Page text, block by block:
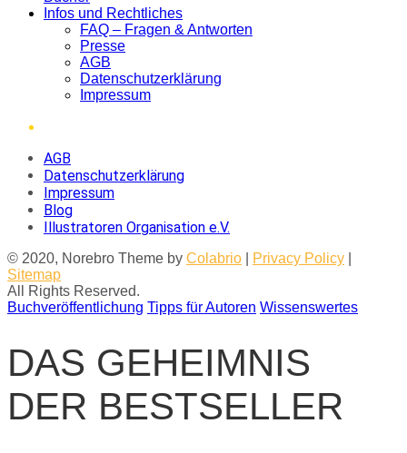
Infos und Rechtliches
FAQ – Fragen & Antworten
Presse
AGB
Datenschutzerklärung
Impressum
AGB
Datenschutzerklärung
Impressum
Blog
Illustratoren Organisation e.V.
© 2020, Norebro Theme by Colabrio Privacy Policy
Sitemap
All Rights Reserved.
Buchveröffentlichung Tipps für Autoren Wissenswertes
DAS GEHEIMNIS
DER BESTSELLER